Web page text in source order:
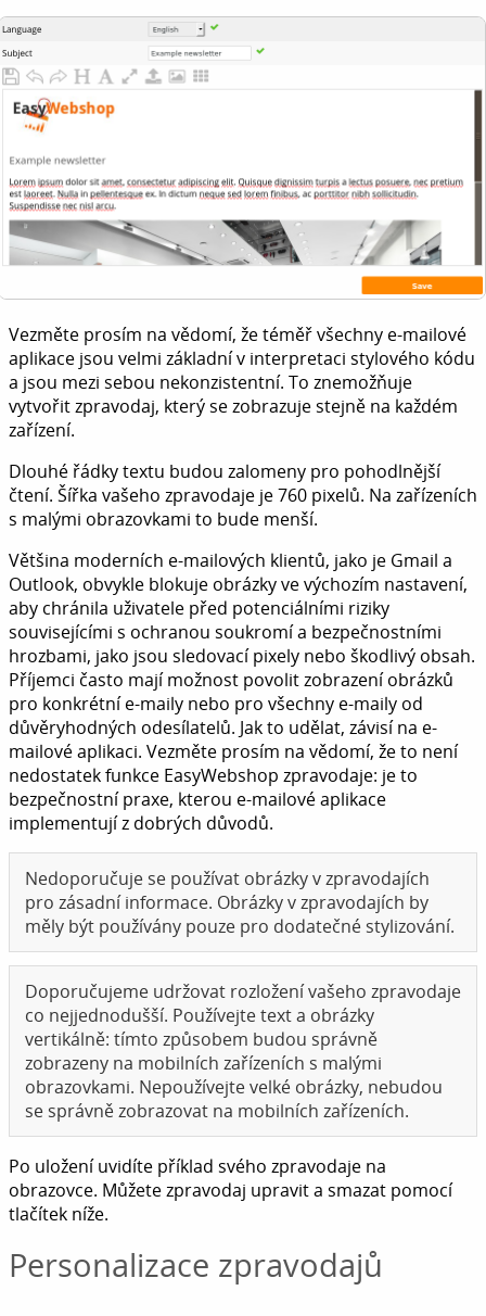
Vezměte prosím na vědomí, že téměř všechny e-mailové
aplikace jsou velmi základní v interpretaci stylového kódu
a jsou mezi sebou nekonzistentní. To znemožňuje
vytvořit zpravodaj, který se zobrazuje stejně na každém
zařízení.
Dlouhé řádky textu budou zalomeny pro pohodlnější
čtení. Šířka vašeho zpravodaje je 760 pixelů. Na zařízeních
s malými obrazovkami to bude menší.
Většina moderních e-mailových klientů, jako je Gmail a
Outlook, obvykle blokuje obrázky ve výchozím nastavení,
aby chránila uživatele před potenciálními riziky
souvisejícími s ochranou soukromí a bezpečnostními
hrozbami, jako jsou sledovací pixely nebo škodlivý obsah.
Příjemci často mají možnost povolit zobrazení obrázků
pro konkrétní e-maily nebo pro všechny e-maily od
důvěryhodných odesílatelů. Jak to udělat, závisí na e-
mailové aplikaci. Vezměte prosím na vědomí, že to není
nedostatek funkce EasyWebshop zpravodaje: je to
bezpečnostní praxe, kterou e-mailové aplikace
implementují z dobrých důvodů.
Nedoporučuje se používat obrázky v zpravodajích
pro zásadní informace. Obrázky v zpravodajích by
měly být používány pouze pro dodatečné stylizování.
Doporučujeme udržovat rozložení vašeho zpravodaje
co nejjednodušší. Používejte text a obrázky
vertikálně: tímto způsobem budou správně
zobrazeny na mobilních zařízeních s malými
obrazovkami. Nepoužívejte velké obrázky, nebudou
se správně zobrazovat na mobilních zařízeních.
Po uložení uvidíte příklad svého zpravodaje na
obrazovce. Můžete zpravodaj upravit a smazat pomocí
tlačítek níže.
Personalizace zpravodajů